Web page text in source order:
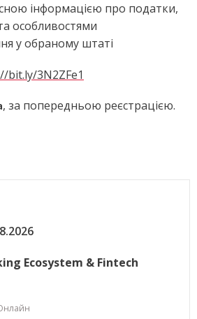
інформацією про податки,
особливостями
у обраному штаті
bit.ly/3N2ZFe1
, за попередньою реєстрацією.
Ecosystem & Fintech